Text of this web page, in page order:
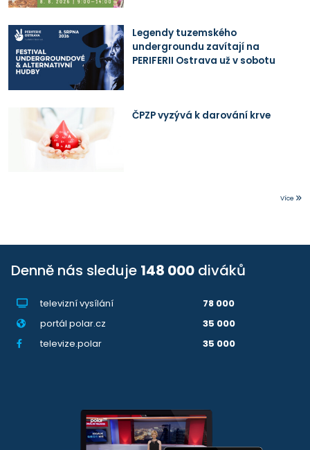
Legendy tuzemského
undergroundu zavítají na
PERIFERII Ostrava už v sobotu
ČPZP vyzývá k darování krve
Více
Denně nás sleduje 148 000 diváků
televizní vysílání
78 000
portál polar.cz
35 000
televize.polar
35 000